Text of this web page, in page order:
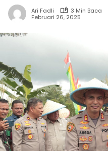
Ari Fadli
3 Min Baca
Februari 26, 2025